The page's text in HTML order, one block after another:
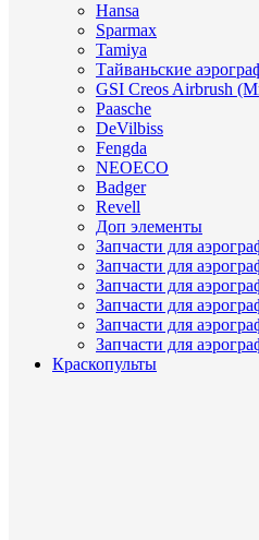
Hansa
Sparmax
Tamiya
Тайваньские
GSI Creos Airbrush
Paasche
DeVilbiss
Fengda
NEOECO
Badger
Revell
Доп элементы
Запчасти для
Запчасти для
Запчасти для
Запчасти для
Запчасти для
Запчасти для
Краскопульты